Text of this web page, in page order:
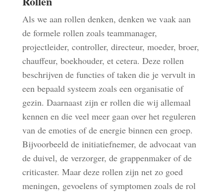
Als we aan rollen denken, denken we vaak aan
de formele rollen zoals teammanager,
projectleider, controller, directeur, moeder, broer,
chauffeur, boekhouder, et cetera. Deze rollen
beschrijven de functies of taken die je vervult in
een bepaald systeem zoals een organisatie of
gezin. Daarnaast zijn er rollen die wij allemaal
kennen en die veel meer gaan over het reguleren
van de emoties of de energie binnen een groep.
Bijvoorbeeld de initiatiefnemer, de advocaat van
de duivel, de verzorger, de grappenmaker of de
criticaster. Maar deze rollen zijn net zo goed
meningen, gevoelens of symptomen zoals de rol